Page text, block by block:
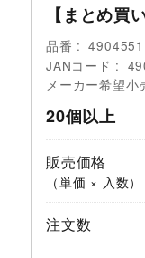
【まとめ買
品番
JANコード
メーカー希望小
20個以上
販売価格
（単価 × 入数）
注文数